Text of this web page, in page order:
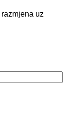
razmjena uz